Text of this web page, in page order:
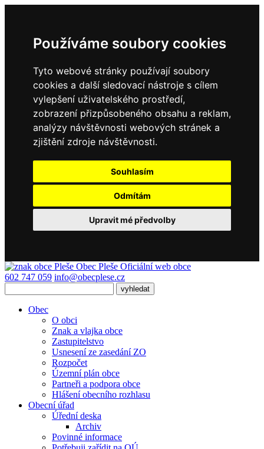
Používáme soubory cookies
Tyto webové stránky používají soubory
cookies a další sledovací nástroje s cílem
vylepšení uživatelského prostředí,
zobrazení přizpůsobeného obsahu a reklam,
analýzy návštěvnosti webových stránek a
zjištění zdroje návštěvnosti.
Souhlasím
Odmítám
Upravit mé předvolby
Obec Pleše Oficiální web obce
602 747 059 info@obecplese.cz
Obec
O obci
Znak a vlajka obce
Zastupitelstvo
Usnesení ze zasedání ZO
Rozpočet
Územní plán obce
Partneři a podpora obce
Hlášení obecního rozhlasu
Obecní úřad
Úřední deska
Archiv
Povinné informace